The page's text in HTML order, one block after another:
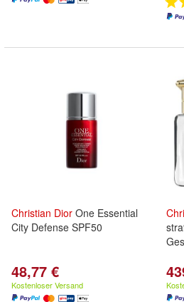
Christian Dior One Essential
City Defense SPF50
48,77 €
Kostenloser Versand